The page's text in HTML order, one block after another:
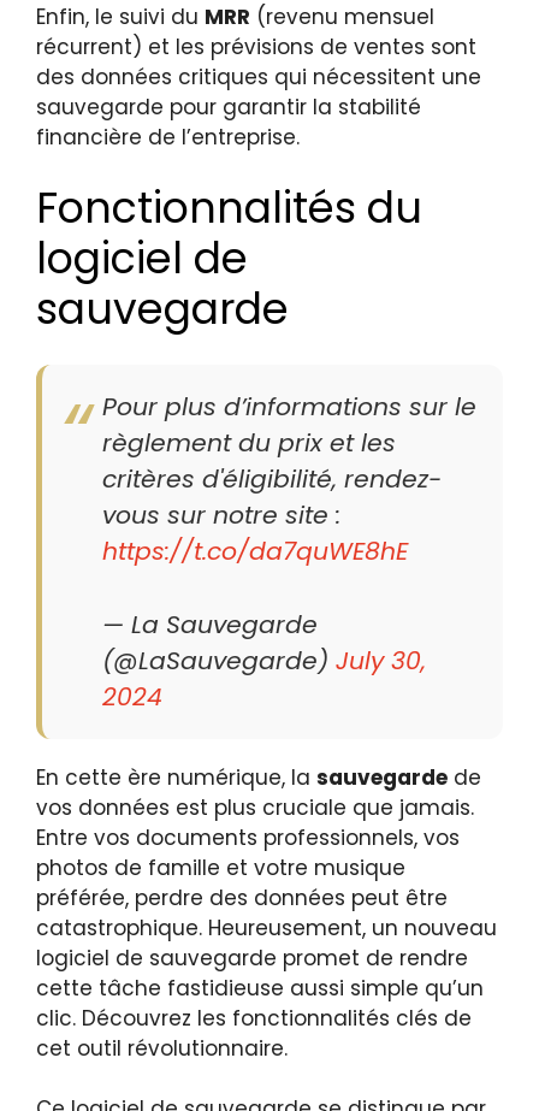
Enfin, le suivi du MRR (revenu mensuel
récurrent) et les prévisions de ventes sont
des données critiques qui nécessitent une
sauvegarde pour garantir la stabilité
financière de l’entreprise.
Fonctionnalités du
logiciel de
sauvegarde
Pour plus d’informations sur le
règlement du prix et les
critères d'éligibilité, rendez-
vous sur notre site :
https://t.co/da7quWE8hE
— La Sauvegarde
(@LaSauvegarde) July 30,
2024
En cette ère numérique, la sauvegarde de
vos données est plus cruciale que jamais.
Entre vos documents professionnels, vos
photos de famille et votre musique
préférée, perdre des données peut être
catastrophique. Heureusement, un nouveau
logiciel de sauvegarde promet de rendre
cette tâche fastidieuse aussi simple qu’un
clic. Découvrez les fonctionnalités clés de
cet outil révolutionnaire.